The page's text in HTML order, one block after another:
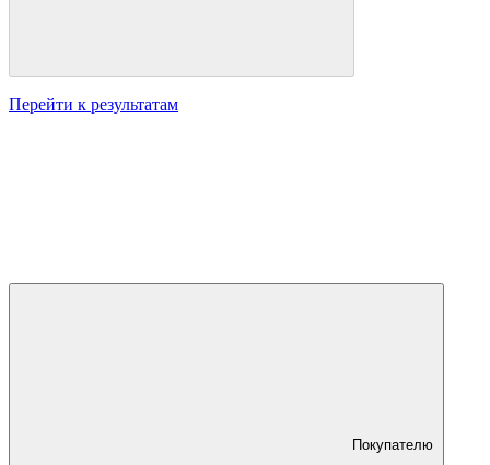
Перейти к результатам
Покупателю